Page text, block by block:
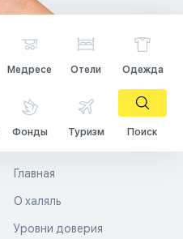
Медресе Отели Одежда
Фонды Туризм Поиск
Главная
О халяль
Уровни доверия